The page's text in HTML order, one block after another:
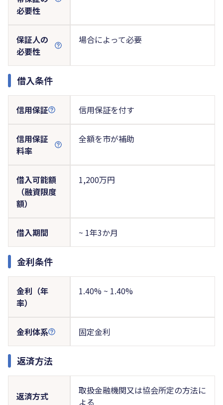
必要性
保証人の
必要性
場合によって必要
借入条件
信用保証 信用保証を付す
信用保証
料率
全額を市が補助
借入可能額
（融資限度
額）
1,200万円
借入期間 ~ 1年3か月
金利条件
金利（年
率）
1.40% ~ 1.40%
金利体系 固定金利
返済方法
返済方式
取扱金融機関又は協会所定の方法に
よる